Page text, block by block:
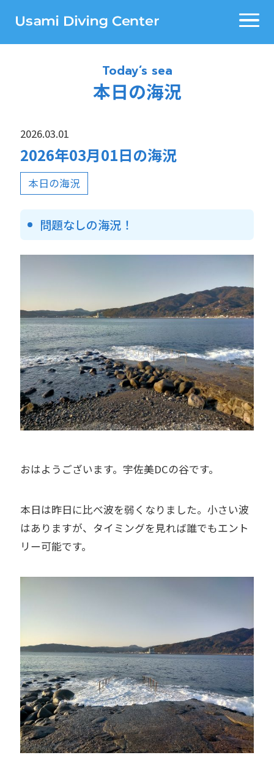
Today’s sea
本日の海況
2026.03.01
2026年03月01日の海況
本日の海況
問題なしの海況！
おはようございます。宇佐美DCの谷です。
本日は昨日に比べ波を弱くなりました。小さい波
はありますが、タイミングを見れば誰でもエント
リー可能です。